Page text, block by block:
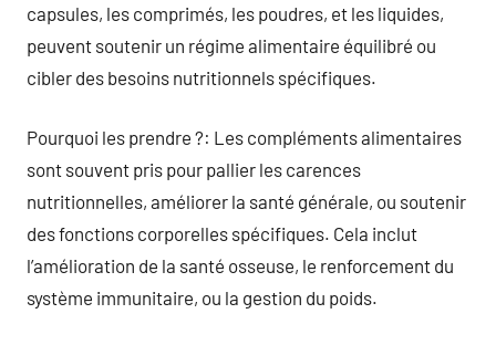
capsules, les comprimés, les poudres, et les liquides,
peuvent soutenir un régime alimentaire équilibré ou
cibler des besoins nutritionnels spécifiques.
Pourquoi les prendre ?: Les compléments alimentaires
sont souvent pris pour pallier les carences
nutritionnelles, améliorer la santé générale, ou soutenir
des fonctions corporelles spécifiques. Cela inclut
l’amélioration de la santé osseuse, le renforcement du
système immunitaire, ou la gestion du poids.